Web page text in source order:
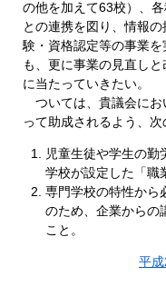
の他を加えて63校）、
との連携を図り、情報
験・資格認定等の事業
も、更に事業の見直し
に当たっていきたい。
ついては、貴議会にお
って助成されるよう、次
児童生徒や学生の勤
学校が設定した「職
専門学校の特性から
のため、企業からの
こと。
平